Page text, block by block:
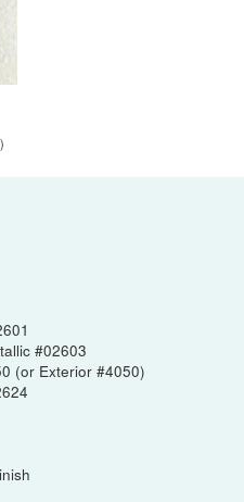
)
#02603
(or Exterior #4050)